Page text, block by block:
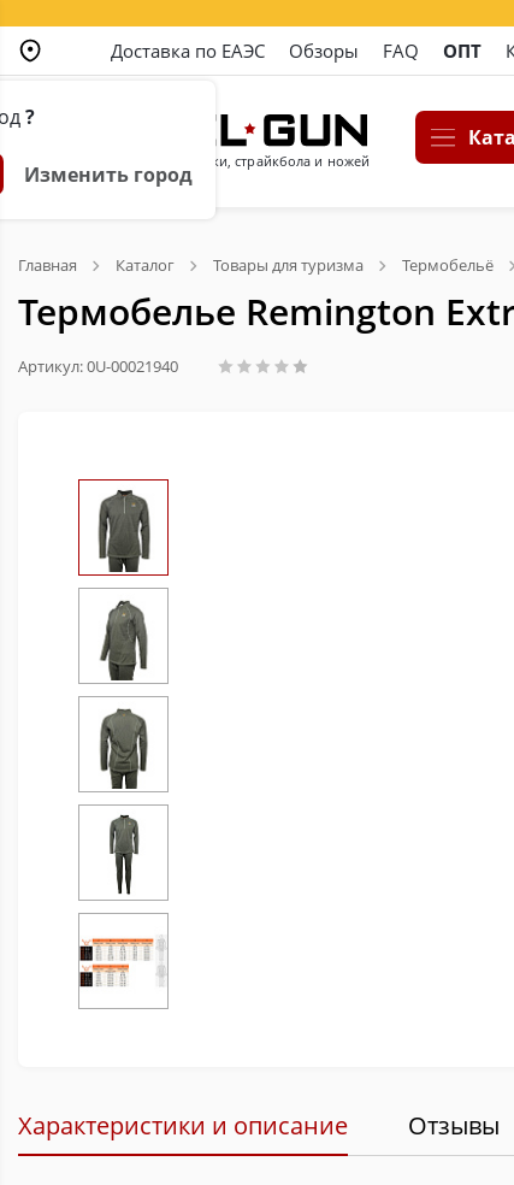
?
Изменить город
Доставка по ЕАЭС Обзоры FAQ ОПТ
Магазин пневматики, страйкбола и ножей
Главная Каталог Товары для туризма Термобельё
Термобелье Remington
Артикул: 0U-00021940
Характеристики и описание Отзывы